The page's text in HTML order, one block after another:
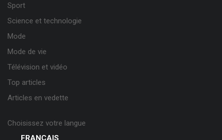
Sport
Science et technologie
Mode
Mode de vie
Télévision et vidéo
Top articles
Articles en vedette
Choisissez votre langue
FRANÇAIS